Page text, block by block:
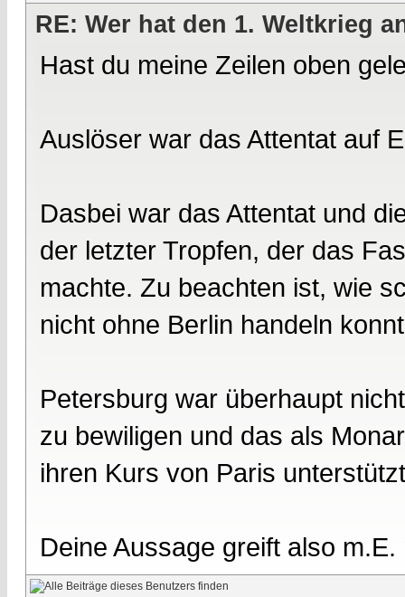
RE: Wer hat den 1. Weltkrieg
Hast du meine Zeilen oben
Auslöser war das Attentat auf
Dasbei war das Attentat und
der letzter Tropfen, der das
machte. Zu beachten ist, wie
nicht ohne Berlin handeln
Petersburg war überhaupt
zu bewiligen und das als
ihren Kurs von Paris
Deine Aussage greift also